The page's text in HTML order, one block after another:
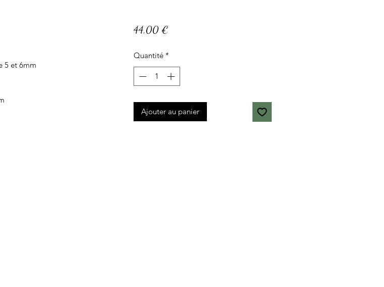
5 et 6mm
44,00 €Prix
Quantité *
Ajouter au panier